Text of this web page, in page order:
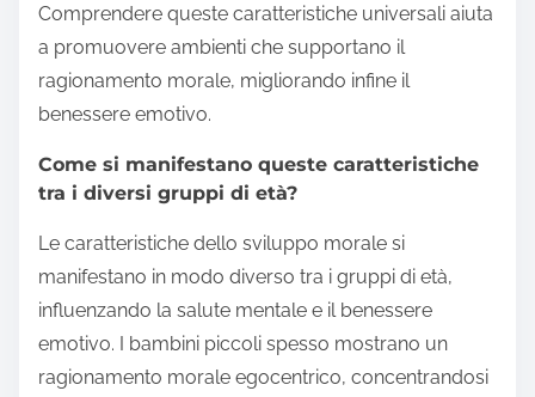
Comprendere queste caratteristiche universali aiuta
a promuovere ambienti che supportano il
ragionamento morale, migliorando infine il
benessere emotivo.
Come si manifestano queste caratteristiche
tra i diversi gruppi di età?
Le caratteristiche dello sviluppo morale si
manifestano in modo diverso tra i gruppi di età,
influenzando la salute mentale e il benessere
emotivo. I bambini piccoli spesso mostrano un
ragionamento morale egocentrico, concentrandosi